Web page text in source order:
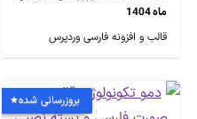
ماه 1404
قالب و افزونه فارسی وردپرس
بروزرسانی شده